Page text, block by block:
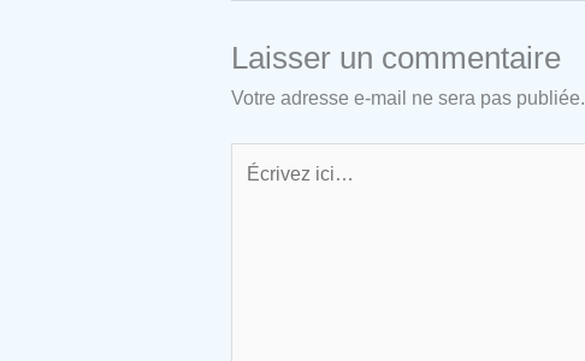
Laisser un commentaire
Votre adresse e-mail ne sera pas publiée.